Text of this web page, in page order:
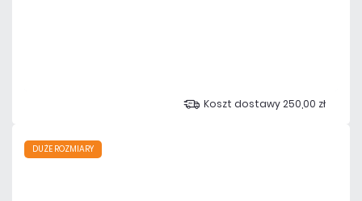
Koszt dostawy 250,00 zł
DUŻE ROZMIARY